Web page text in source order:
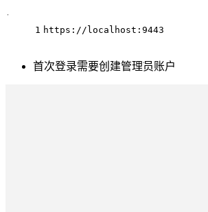
1 https://localhost:9443
首次登录需要创建管理员账户